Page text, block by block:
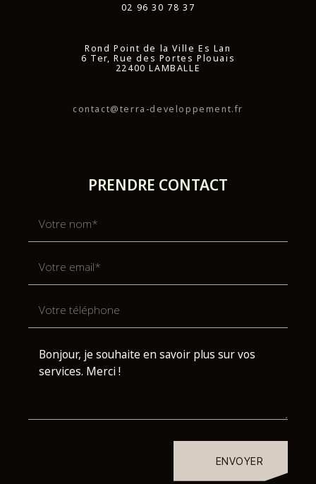
02 96 30 78 37
Rond Point de la Ville Es Lan
6 Ter, Rue des Portes Plouais
22400 LAMBALLE
contact@terra-developpement.fr
PRENDRE CONTACT
ENVOYER